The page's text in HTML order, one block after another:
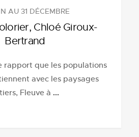
AU 31 DÉCEMBRE
Chloé Giroux-
Bertrand
rapport que les populations
avec les paysages
Fleuve à ...